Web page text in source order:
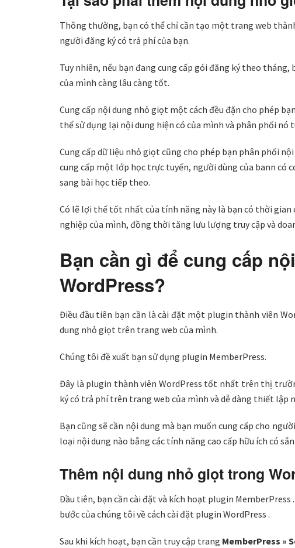
Thông thường, bạn có thể chỉ cần tạo một trang web
người đăng ký có trả phí của bạn.
Tuy nhiên, nếu bạn đang cung cấp gói đăng ký theo
của mình càng lâu càng tốt.
Cung cấp nội dung nhỏ giọt một cách đều đặn cho phép
thể sử dụng lại nội dung hiện có của mình và phân phối nó
Cung cấp dữ liệu nhỏ giọt cũng cho phép bạn phân phối
cung cấp một lớp học trực tuyến, người dùng của bann có
sang bài học tiếp theo.
Có lẽ lợi thế tốt nhất của tính năng này là bạn có thời
nghiệp của mình, đồng thời tăng lưu lượng truy cập và
Bạn cần gì để cung cấp
WordPress?
Điều đầu tiên bạn cần là cài đặt một plugin thành viên
dung nhỏ giọt trên trang web của mình.
Chúng tôi đề xuất bạn sử dụng plugin MemberPress.
Đây là plugin thành viên WordPress tốt nhất trên thị
ký có trả phí trên trang web của mình và dễ dàng thiết
Bạn cũng sẽ cần nội dung mà bạn muốn cung cấp cho
loại nội dung nào bằng các tính năng cao cấp hữu ích có
Thêm nội dung nhỏ giọt trong
Đầu tiên, bạn cần cài đặt và kích hoạt plugin
bước của chúng tôi về cách cài đặt plugin WordPress .
Sau khi kích hoạt, bạn cần truy cập trang MemberPress »